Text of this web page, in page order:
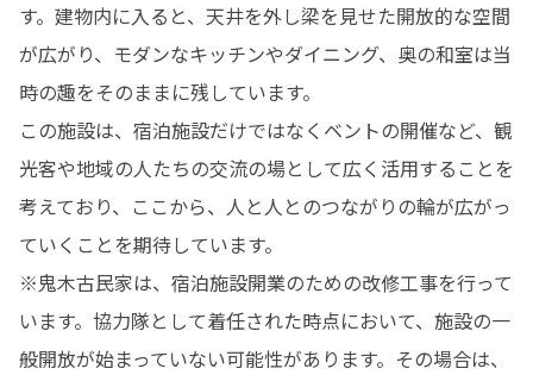
す。建物内に入ると、天井を外し梁を見せた開放的な空間
が広がり、モダンなキッチンやダイニング、奥の和室は当
時の趣をそのままに残しています。
この施設は、宿泊施設だけではなくベントの開催など、観
光客や地域の人たちの交流の場として広く活用することを
考えており、ここから、人と人とのつながりの輪が広がっ
ていくことを期待しています。
※鬼木古民家は、宿泊施設開業のための改修工事を行って
います。協力隊として着任された時点において、施設の一
般開放が始まっていない可能性があります。その場合は、